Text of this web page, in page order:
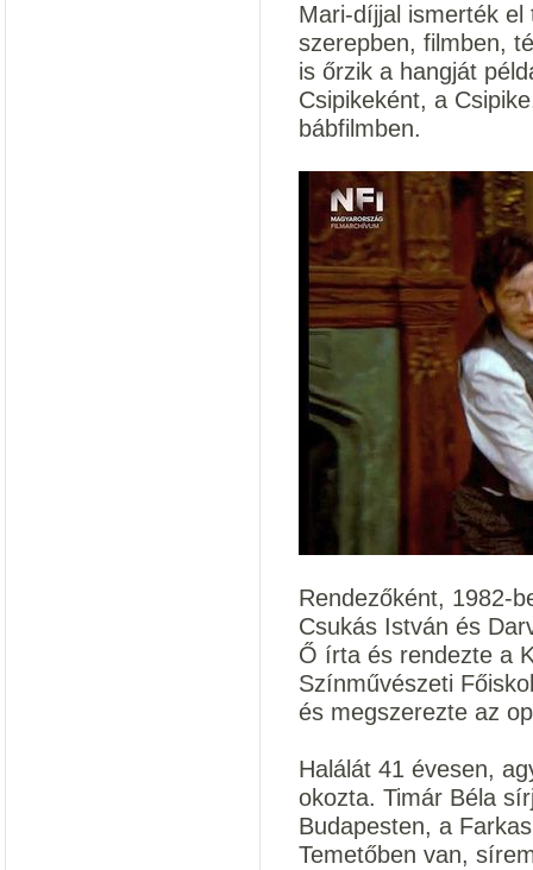
Mari-díjjal ismerték
szerepben, filmben,
is őrzik a hangját
Csipikeként, a
bábfilmben.
Rendezőként, 1982-
Csukás István és
Ő írta és rendezte a
Színművészeti
és megszerezte az
Halálát 41 évesen,
okozta. Timár Béla
Budapesten, a
Temetőben van,